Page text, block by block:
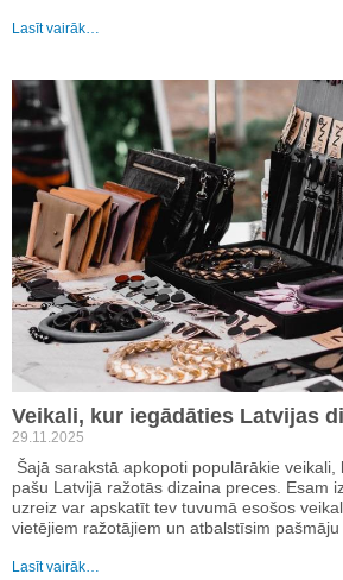
Lasīt vairāk…
Veikali, kur iegādāties Latvijas
29.11.2025
Šajā sarakstā apkopoti populārākie veikali,
pašu Latvijā ražotās dizaina preces. Esam
uzreiz var apskatīt tev tuvumā esošos
vietējiem ražotājiem un atbalstīsim
Lasīt vairāk…